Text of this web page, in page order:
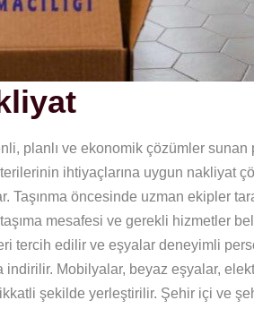
planlı ve ekonomik çözümler sunan
ihtiyaçlarına uygun nakliyat
Taşınma öncesinde uzman ekipler
mesafesi ve gerekli hizmetler
tercih edilir ve eşyalar deneyimli
indirilir. Mobilyalar, beyaz eşyalar,
şekilde yerleştirilir. Şehir içi ve